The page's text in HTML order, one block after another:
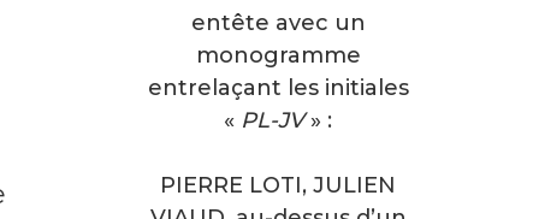
entête avec un
monogramme
entrelaçant les initiales
« PL-JV» :
PIERRE LOTI, JULIEN